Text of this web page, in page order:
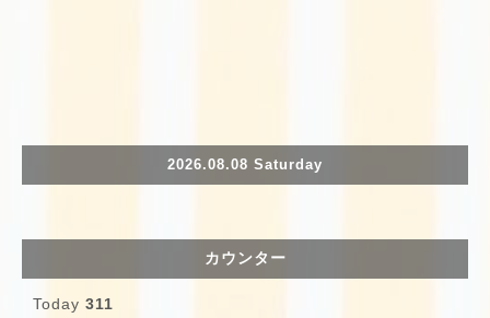
2026.08.08 Saturday
カウンター
Today 311